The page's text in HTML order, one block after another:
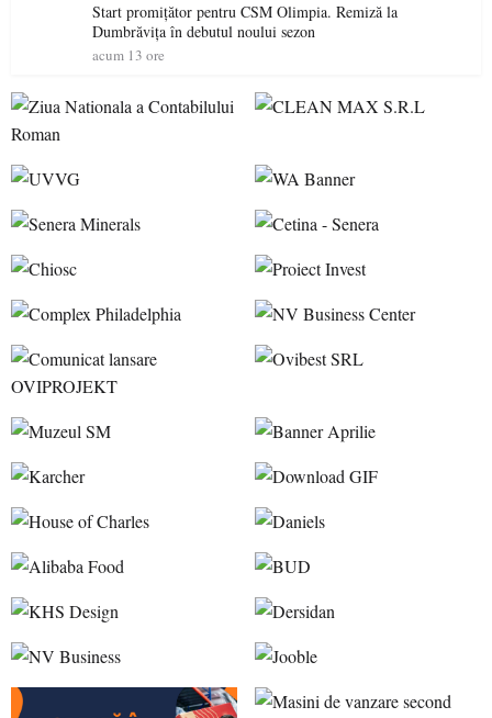
Start promițător pentru CSM Olimpia. Remiză la
Dumbrăvița în debutul noului sezon
acum 13 ore